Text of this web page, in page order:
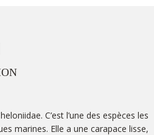
C’est l’une des espèces les
marines. Elle a une carapace lisse,